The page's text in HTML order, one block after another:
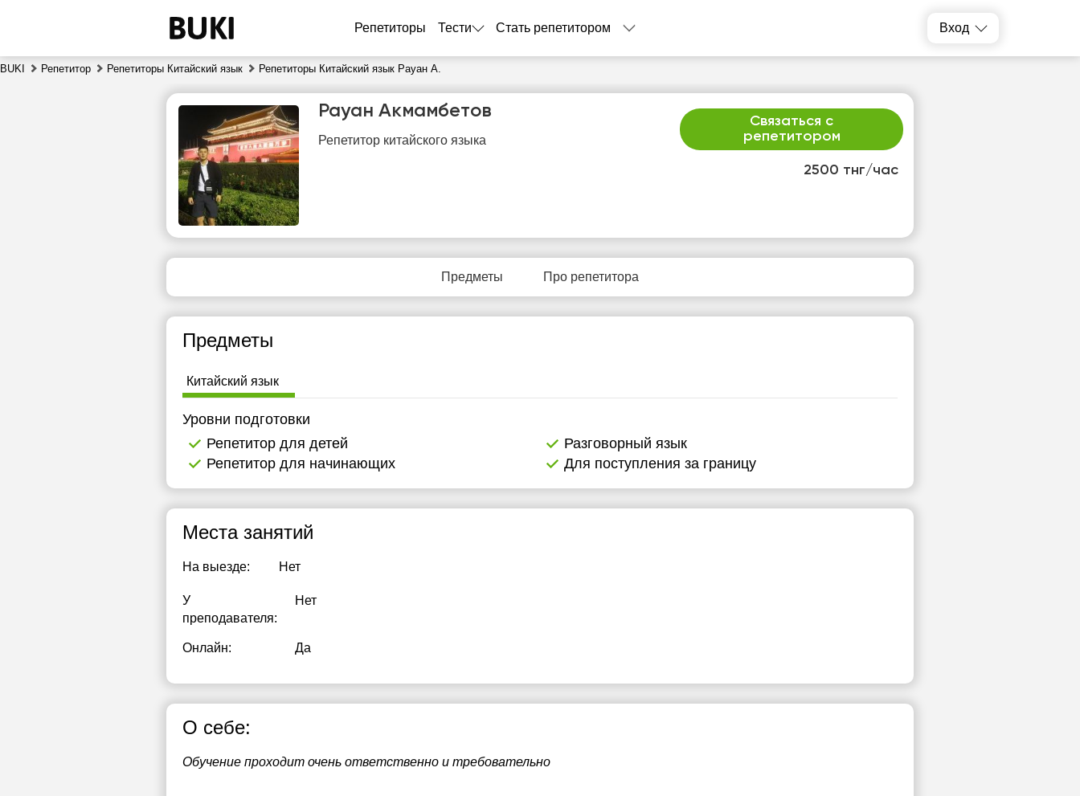
Репетиторы Тести Стать репетитором Вход
BUKI Репетитор Репетиторы Китайский язык Репетиторы Китайский язык Рауан А.
2500 тнг/час
Связаться с
репетитором
Рауан Акмамбетов
Репетитор китайского языка
Предметы Про репетитора
Предметы
Китайский язык
Уровни подготовки
Репетитор для детей
Разговорный язык
Репетитор для начинающих
Для поступления за границу
Места занятий
На выезде: Нет
У
преподавателя:
Нет
Онлайн: Да
О себе:
Обучение проходит очень ответственно и требовательно
пт
7
8
9
10
11
12
13
свободных
свободных
Нет
свободных
Нет
свободных
Нет
свободных
свободных
свободных